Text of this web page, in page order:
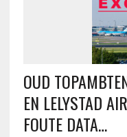
OUD
EN LELYSTAD
FOUTE DATA…